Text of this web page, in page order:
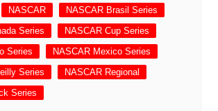
NASCAR
NASCAR Brasil Series
Series
NASCAR Cup Series
Series
NASCAR Mexico Series
Series
NASCAR Regional
Series